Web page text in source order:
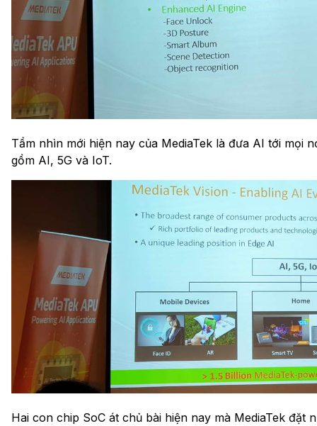
Tầm nhìn mới hiện nay của MediaTek là đưa AI tới mọi
gồm AI, 5G và IoT.
Hai con chip SoC át chủ bài hiện nay mà MediaTek đặt